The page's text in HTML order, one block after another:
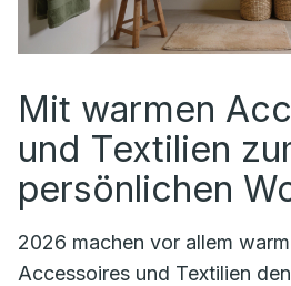
Mit warmen
und Textilien
persönlichen
2026 machen vor allem
Accessoires und Textilien